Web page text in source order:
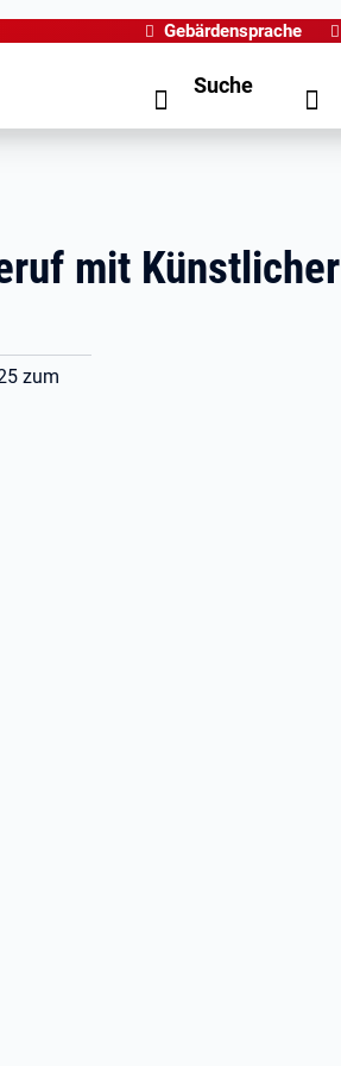
Gebärdensprache
Suche
mit Künstlicher
zum